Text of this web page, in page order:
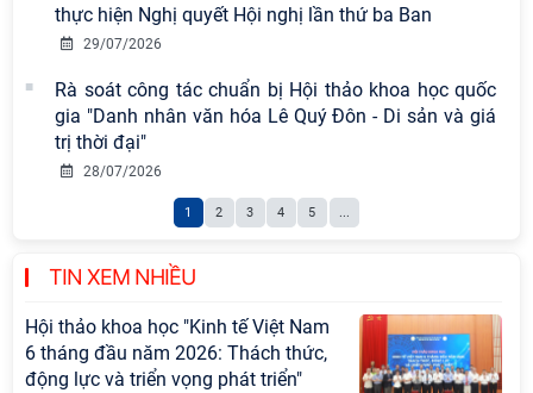
thực hiện Nghị quyết Hội nghị lần thứ ba Ban
29/07/2026
Rà soát công tác chuẩn bị Hội thảo khoa học quốc
gia "Danh nhân văn hóa Lê Quý Đôn - Di sản và giá
trị thời đại"
28/07/2026
1 2 3 4 5 ...
TIN XEM NHIỀU
Tọa đàm Giao lưu chuyên đề về
những kinh nghiệm quan trọng của
Cộng sản Việt Nam trong lãnh đạo
sự nghiệp xây dựng chủ nghĩa xã hội
Hội nghị Lãnh đạo Viện Hàn lâm
Khoa học xã hội Việt Nam làm việc
với Ban Chủ nhiệm các Chương trình
cấp Bộ
Hội thảo khoa học "Kinh tế Việt Nam
6 tháng đầu năm 2026: Thách thức,
động lực và triển vọng phát triển"